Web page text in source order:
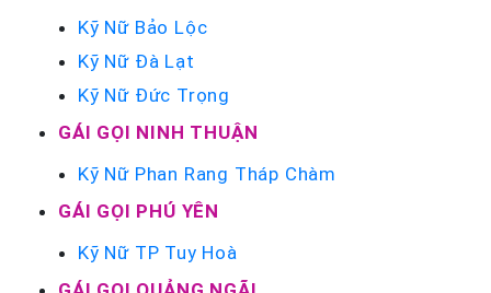
Kỹ Nữ Bảo Lộc
Kỹ Nữ Đà Lạt
Kỹ Nữ Đức Trọng
GÁI GỌI NINH THUẬN
Kỹ Nữ Phan Rang Tháp Chàm
GÁI GỌI PHÚ YÊN
Kỹ Nữ TP Tuy Hoà